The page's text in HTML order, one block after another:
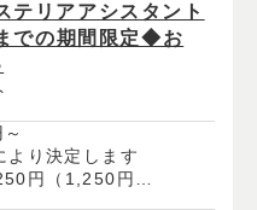
テリアアシスタント
での期間限定◆お
り決定します
円（1,250円